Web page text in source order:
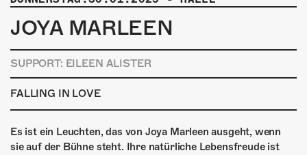
PHOTOMAT
INFOS
KONTAKT
ÜBER UNS
GÖNNEREI
JOYA MARLEEN
SUPPORT: EILEEN ALISTER
FALLING IN LOVE
Es ist ein Leuchten, das von Joya Marleen ausgeht, wenn
sie auf der Bühne steht. Ihre natürliche Lebensfreude ist